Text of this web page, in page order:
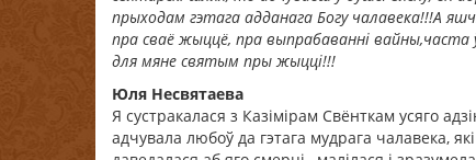
прыходам гэтага адданага Богу чалавека!!!А
пра сваё жыццё, пра выпрабаванні вайны,часта
для мяне святым пры жыцці!!!
Юля Несвятаева
Я сустракалася з Казімірам Свёнткам усяго
адчувала любоў да гэтага мудрага чалавека,